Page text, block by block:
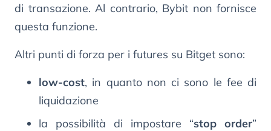
di transazione. Al contrario, Bybit non fornisce
questa funzione.
Altri punti di forza per i futures su Bitget sono:
low-cost, in quanto non ci sono le fee di
liquidazione
la possibilità di impostare “stop order”